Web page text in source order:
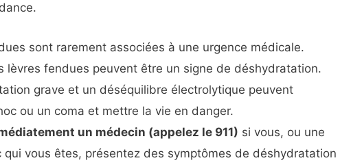
sont rarement associées à une urgence médicale.
lèvres fendues peuvent être un signe de déshydratation.
grave et un déséquilibre électrolytique peuvent
ou un coma et mettre la vie en danger.
un médecin (appelez le 911) si vous, ou une
qui vous êtes, présentez des symptômes de déshydratation